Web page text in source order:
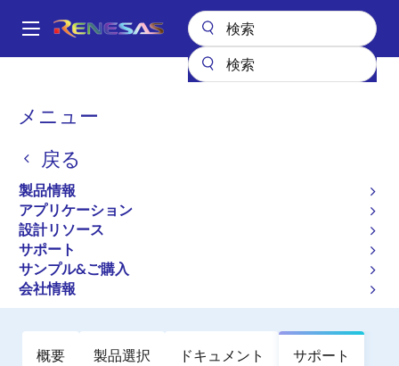
ン
Main
メニュー
戻る
製品情報
アプリケーション
設計リソース
サポート
サンプル&ご購入
会社情報
パ
く
ず
ISL68300
ISL68300
廃止品
Scalable Single Output Digital PWM
Controller with Integrated Driver and
PMBus
概要 製品選択 ドキュメント サポート